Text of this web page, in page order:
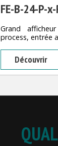
FE-B-24-P-
Grand
process, entrée
Découvrir